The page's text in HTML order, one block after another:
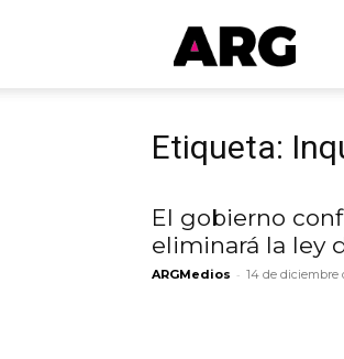
Etiqueta:
El gobierno
eliminará la ley
ARGMedios - 14 de diciembre